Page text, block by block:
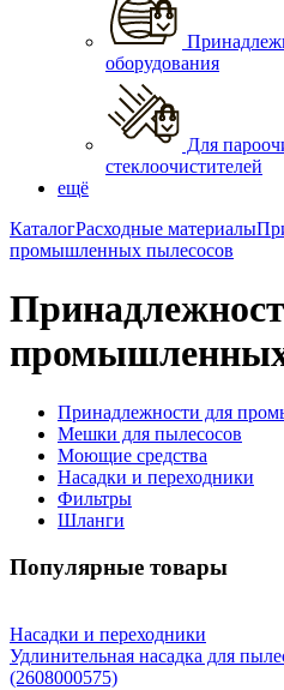
оборудования
Для
стеклоочистителей
ещё
КаталогРасходные материалы
промышленных пылесосов
Принадлежности для
Мешки для пылесосов
Моющие средства
Насадки и переходники
Фильтры
Шланги
Популярные товары
Насадки и переходники
Удлинительная насадка для
(2608000575)